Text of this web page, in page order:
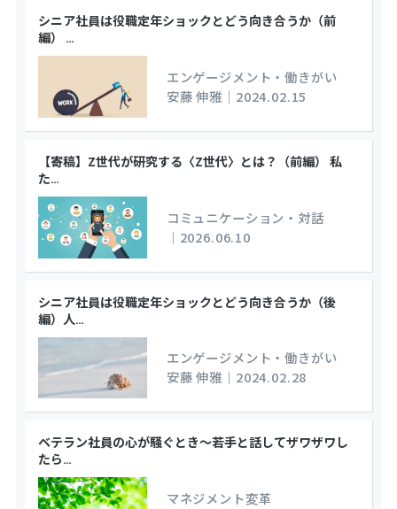
シニア社員は役職定年ショックとどう向き合うか（前
編）
…
エンゲージメント・働きがい
安藤 伸雅 ｜ 2024.02.15
【寄稿】Z世代が研究する〈Z世代〉とは？（前編） 私
た…
コミュニケーション・対話
｜ 2026.06.10
シニア社員は役職定年ショックとどう向き合うか（後
編）人…
エンゲージメント・働きがい
安藤 伸雅 ｜ 2024.02.28
ベテラン社員の心が騒ぐとき～若手と話してザワザワし
たら…
マネジメント変革